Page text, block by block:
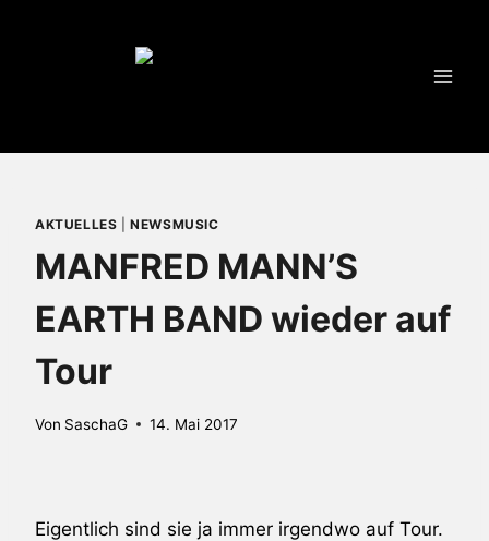
AKTUELLES |NEWSMUSIC
MANFRED MANN’S
EARTH BAND wieder auf
Tour
Von SaschaG 14. Mai 2017
Eigentlich sind sie ja immer irgendwo auf Tour.